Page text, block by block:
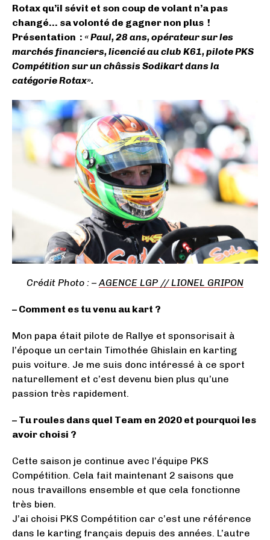
Rotax qu’il sévit et son coup de volant n’a pas
changé… sa volonté de gagner non plus !
Présentation : « Paul, 28 ans, opérateur sur les
marchés financiers, licencié au club K61, pilote PKS
Compétition sur un châssis Sodikart dans la
catégorie Rotax».
Crédit Photo : –AGENCE LGP // LIONEL GRIPON
– Comment es tu venu au kart ?
Mon papa était pilote de Rallye et sponsorisait à
l’époque un certain Timothée Ghislain en karting
puis voiture. Je me suis donc intéressé à ce sport
naturellement et c’est devenu bien plus qu’une
passion très rapidement.
– Tu roules dans quel Team en 2020 et pourquoi les
avoir choisi ?
Cette saison je continue avec l’équipe PKS
Compétition. Cela fait maintenant 2 saisons que
nous travaillons ensemble et que cela fonctionne
très bien.
J’ai choisi PKS Compétition car c’est une référence
dans le karting français depuis des années. L’autre